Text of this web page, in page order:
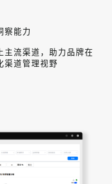
察能力
主流渠道，助力品牌在
渠道管理视野